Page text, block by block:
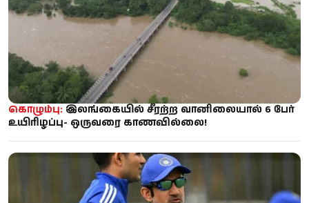
கொழும்பு: இலங்கையில் சீரற்ற வானிலையால் 6 பேர்
உயிரிழப்பு- ஒருவரை காணவில்லை!